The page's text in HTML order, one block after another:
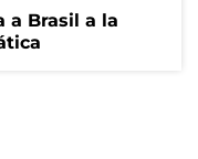
a Brasil a la